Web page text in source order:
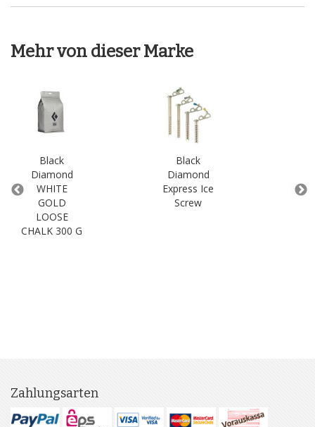
Mehr von dieser Marke
Black
Diamond
WHITE
GOLD
LOOSE
CHALK 300 G
Black
Diamond
Express Ice
Screw
Zahlungsarten